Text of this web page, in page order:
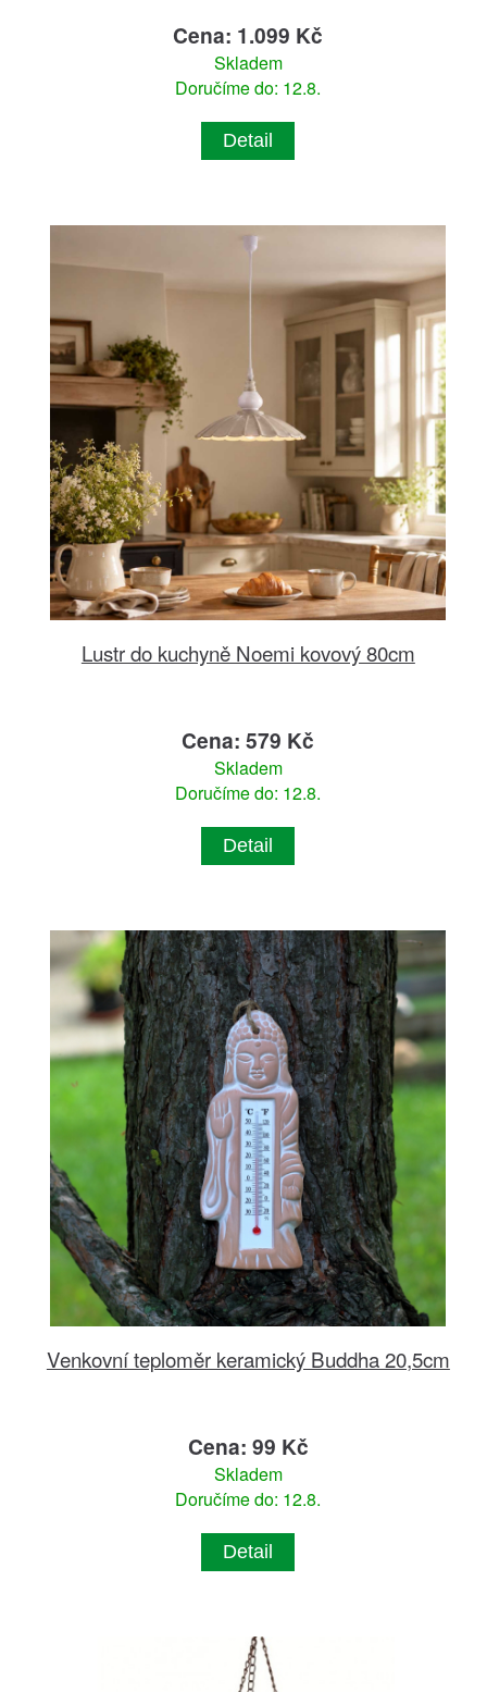
Cena: 1.099 Kč
Skladem
Doručíme do: 12.8.
Detail
Lustr do kuchyně Noemi kovový 80cm
Cena: 579 Kč
Skladem
Doručíme do: 12.8.
Detail
Venkovní teploměr keramický Buddha 20,5cm
Cena: 99 Kč
Skladem
Doručíme do: 12.8.
Detail